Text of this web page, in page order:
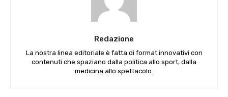
Redazione
La nostra linea editoriale è fatta di format innovativi con
contenuti che spaziano dalla politica allo sport, dalla
medicina allo spettacolo.